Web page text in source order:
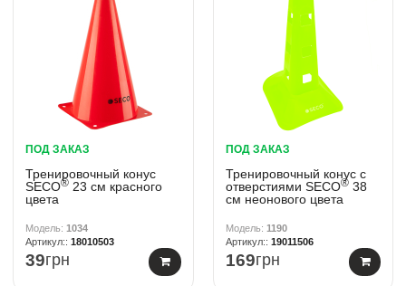
ПОД ЗАКАЗ
Тренировочный конус
SECO® 23 см красного
цвета
1034
18010503
39грн
ПОД ЗАКАЗ
Тренировочный конус с
отверстиями SECO®38
см неонового цвета
1190
19011506
169грн